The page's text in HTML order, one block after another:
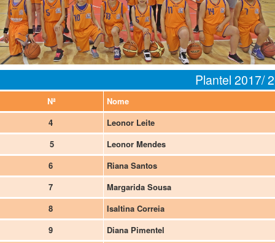
Plantel 2017/
Nª
Nome
4
Leonor Leite
5
Leonor Mendes
6
Riana Santos
7
Margarida Sousa
8
Isaltina Correia
9
Diana Pimentel